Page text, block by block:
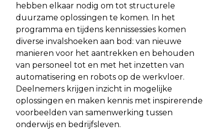
hebben elkaar nodig om tot structurele
duurzame oplossingen te komen. In het
programma en tijdens kennissessies komen
diverse invalshoeken aan bod: van nieuwe
manieren voor het aantrekken en behouden
van personeel tot en met het inzetten van
automatisering en robots op de werkvloer.
Deelnemers krijgen inzicht in mogelijke
oplossingen en maken kennis met inspirerende
voorbeelden van samenwerking tussen
onderwijs en bedrijfsleven.